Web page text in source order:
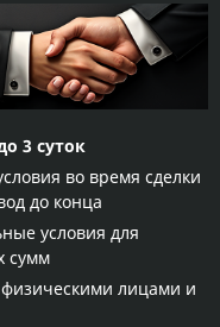
3 суток
во время сделки
до конца
условия для
сумм
лицами и